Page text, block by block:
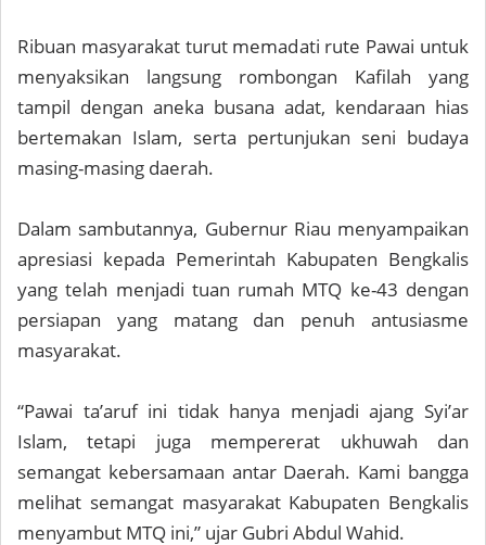
Ribuan masyarakat turut memadati rute Pawai untuk
menyaksikan langsung rombongan Kafilah yang
tampil dengan aneka busana adat, kendaraan hias
bertemakan Islam, serta pertunjukan seni budaya
masing-masing daerah.
Dalam sambutannya, Gubernur Riau menyampaikan
apresiasi kepada Pemerintah Kabupaten Bengkalis
yang telah menjadi tuan rumah MTQ ke-43 dengan
persiapan yang matang dan penuh antusiasme
masyarakat.
“Pawai ta’aruf ini tidak hanya menjadi ajang Syi’ar
Islam, tetapi juga mempererat ukhuwah dan
semangat kebersamaan antar Daerah. Kami bangga
melihat semangat masyarakat Kabupaten Bengkalis
menyambut MTQ ini,” ujar Gubri Abdul Wahid.